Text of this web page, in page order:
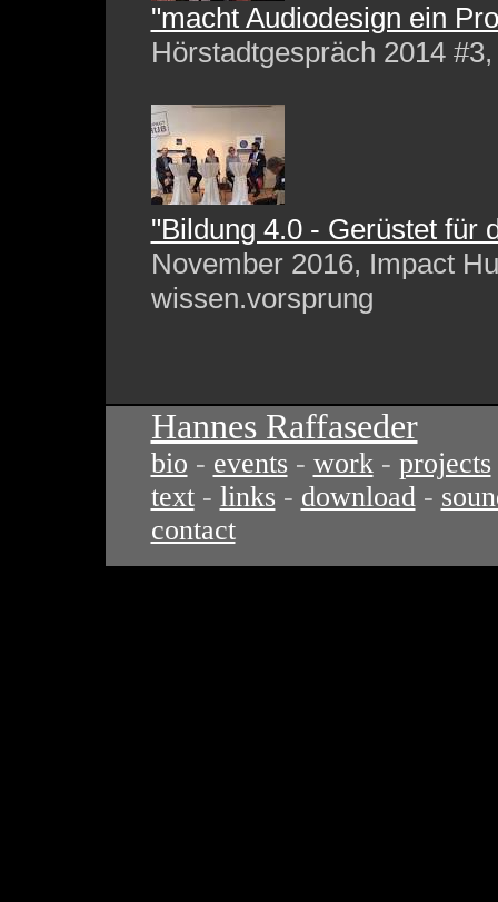
"macht Audiodesign ein
Hörstadtgespräch 2014 #3,
"Bildung 4.0 - Gerüstet für
November 2016, Impact
wissen.vorsprung
Hannes Raffaseder
bio - events - work- projects
text- links - download-
contact